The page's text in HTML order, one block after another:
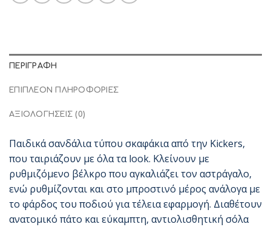
ΠΕΡΙΓΡΑΦΉ
ΕΠΙΠΛΈΟΝ ΠΛΗΡΟΦΟΡΊΕΣ
ΑΞΙΟΛΟΓΉΣΕΙΣ (0)
Παιδικά σανδάλια τύπου σκαφάκια από την Kickers,
που ταιριάζουν με όλα τα look. Κλείνουν με
ρυθμιζόμενο βέλκρο που αγκαλιάζει τον αστράγαλο,
ενώ ρυθμίζονται και στο μπροστινό μέρος ανάλογα με
το φάρδος του ποδιού για τέλεια εφαρμογή. Διαθέτουν
ανατομικό πάτο και εύκαμπτη, αντιολισθητική σόλα